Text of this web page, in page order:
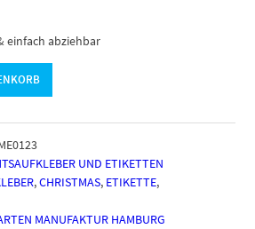
einfach abziehbar
UND ETIKETTEN
,CHRISTMAS, ETIKETTE,
MANUFAKTUR HAMBURG